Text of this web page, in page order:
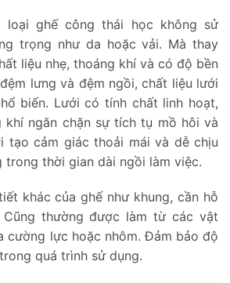
loại ghế công thái học không sử
trọng như da hoặc vải. Mà thay
liệu nhẹ, thoáng khí và có độ bền
lưng và đệm ngồi, chất liệu lưới
biến. Lưới có tính chất linh hoạt,
khí ngăn chặn sự tích tụ mồ hôi và
tạo cảm giác thoải mái và dễ chịu
trong thời gian dài ngồi làm việc.
khác của ghế như khung, cần hỗ
thường được làm từ các vật
cường lực hoặc nhôm. Đảm bảo độ
quá trình sử dụng.